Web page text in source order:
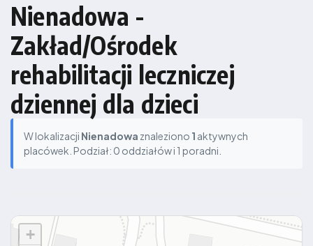
Nienadowa -
Zakład/Ośrodek
rehabilitacji leczniczej
dziennej dla dzieci
W lokalizacji Nienadowa znaleziono 1 aktywnych
placówek. Podział: 0 oddziałów i 1 poradni.
+